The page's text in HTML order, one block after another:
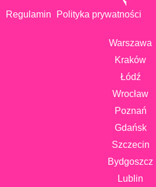
Regulamin Polityka prywatności
Warszawa
Kraków
Łódź
Wrocław
Poznań
Gdańsk
Szczecin
Bydgoszcz
Lublin